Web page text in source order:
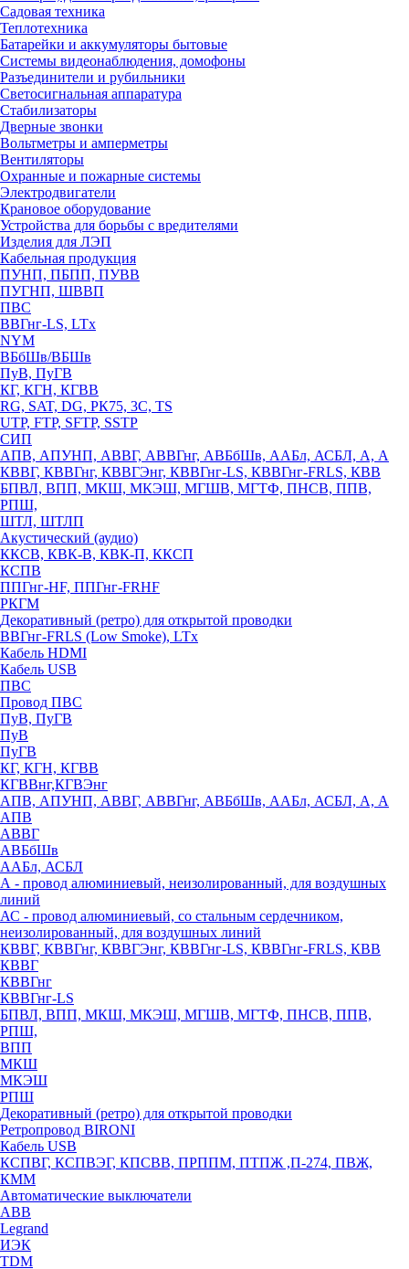
Садовая техника
Теплотехника
Батарейки и аккумуляторы бытовые
Системы видеонаблюдения, домофоны
Разъединители и рубильники
Светосигнальная аппаратура
Стабилизаторы
Дверные звонки
Вольтметры и амперметры
Вентиляторы
Охранные и пожарные системы
Электродвигатели
Крановое оборудование
Устройства для борьбы с вредителями
Изделия для ЛЭП
Кабельная продукция
ПУНП, ПБПП, ПУВВ
ПУГНП, ШВВП
ПВС
ВВГнг-LS, LTx
NYM
ВБбШв/ВБШв
ПуВ, ПуГВ
КГ, КГН, КГВВ
RG, SAT, DG, РК75, 3С, TS
UTP, FTP, SFTP, SSTP
СИП
АПВ, АПУНП, АВВГ, АВВГнг, АВБбШв, ААБл, АСБЛ, А, А
КВВГ, КВВГнг, КВВГЭнг, КВВГнг-LS, КВВГнг-FRLS, КВВ
БПВЛ, ВПП, МКШ, МКЭШ, МГШВ, МГТФ, ПНСВ, ППВ,
РПШ,
ШТЛ, ШТЛП
Акустический (аудио)
ККСВ, КВК-В, КВК-П, ККСП
КСПВ
ППГнг-HF, ППГнг-FRHF
РКГМ
Декоративный (ретро) для открытой проводки
ВВГнг-FRLS (Low Smoke), LTx
Кабель HDMI
Кабель USB
ПВС
Провод ПВС
ПуВ, ПуГВ
ПуВ
ПуГВ
КГ, КГН, КГВВ
КГВВнг,КГВЭнг
АПВ, АПУНП, АВВГ, АВВГнг, АВБбШв, ААБл, АСБЛ, А, А
АПВ
АВВГ
АВБбШв
ААБл, АСБЛ
А - провод алюминиевый, неизолированный, для воздушных
линий
АС - провод алюминиевый, со стальным сердечником,
неизолированный, для воздушных линий
КВВГ, КВВГнг, КВВГЭнг, КВВГнг-LS, КВВГнг-FRLS, КВВ
КВВГ
КВВГнг
КВВГнг-LS
БПВЛ, ВПП, МКШ, МКЭШ, МГШВ, МГТФ, ПНСВ, ППВ,
РПШ,
ВПП
МКШ
МКЭШ
РПШ
Декоративный (ретро) для открытой проводки
Ретропровод BIRONI
Кабель USB
КСПВГ, КСПВЭГ, КПСВВ, ПРППМ, ПТПЖ ,П-274, ПВЖ,
КММ
Автоматические выключатели
ABB
Legrand
ИЭК
TDM